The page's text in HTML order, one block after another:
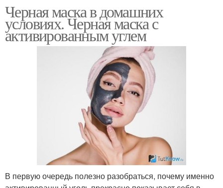
Черная маска в домашних
условиях. Черная маска с
активированным углем
В первую очередь полезно разобраться, почему именно